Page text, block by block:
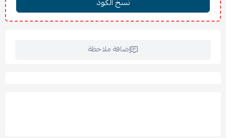
العمق: 40 سم
الارتفاع: 48 سم
تصميم مودرن يجمع بين الخشب والرتان والحديد.
إضافة ملاحظة